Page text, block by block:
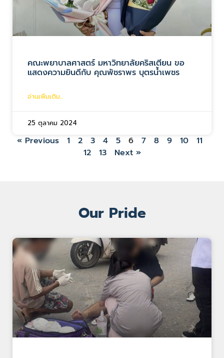
คณะพยาบาลศาสตร์ มหาวิทยาลัยคริสเตียน ขอ
แสดงความยินดีกับ คุณพัชราพร บุตรน้ำเพชร
อ่านเพิ่มเติม...
25 ตุลาคม 2024
« Previous 1 2 3 4 5 6 7 8 9 10
11
12
13 Next »
Our Pride